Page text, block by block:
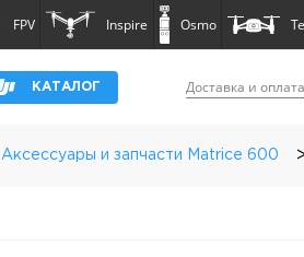
FPV Inspire Osmo
КАТАЛОГ Доставка и оплата
Аксессуары и запчасти Matrice 600